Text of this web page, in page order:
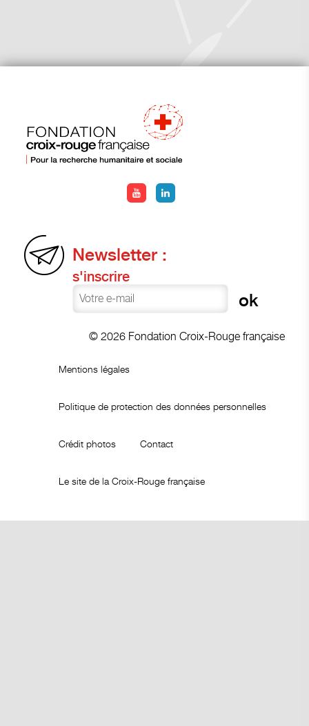
Newsletter :
s'inscrire
© 2026 Fondation Croix-Rouge française
Mentions légales
Politique de protection des données personnelles
Crédit photos Contact
Le site de la Croix-Rouge française